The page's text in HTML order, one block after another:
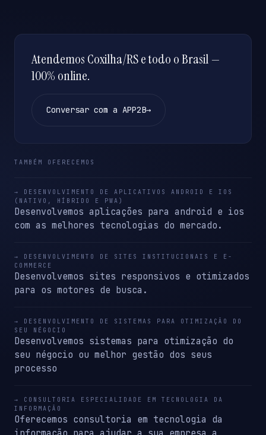
Atendemos Coxilha/RS e todo o Brasil —
100% online.
Conversar com a APP2B→
TAMBÉM OFERECEMOS
→ DESENVOLVIMENTO DE APLICATIVOS ANDROID E IOS
(NATIVO, HÍBRIDO E PWA)
Desenvolvemos aplicações para android e ios
com as melhores tecnologias do mercado.
→ DESENVOLVIMENTO DE SITES INSTITUCIONAIS E E-
COMMERCE
Desenvolvemos sites responsivos e otimizados
para os motores de busca.
→ DESENVOLVIMENTO DE SISTEMAS PARA OTIMIZAÇÃO DO
SEU NÉGOCIO
Desenvolvemos sistemas para otimização do
seu négocio ou melhor gestão dos seus
processo
→ CONSULTORIA ESPECIALIDADE EM TECNOLOGIA DA
INFORMAÇÃO
Oferecemos consultoria em tecnologia da